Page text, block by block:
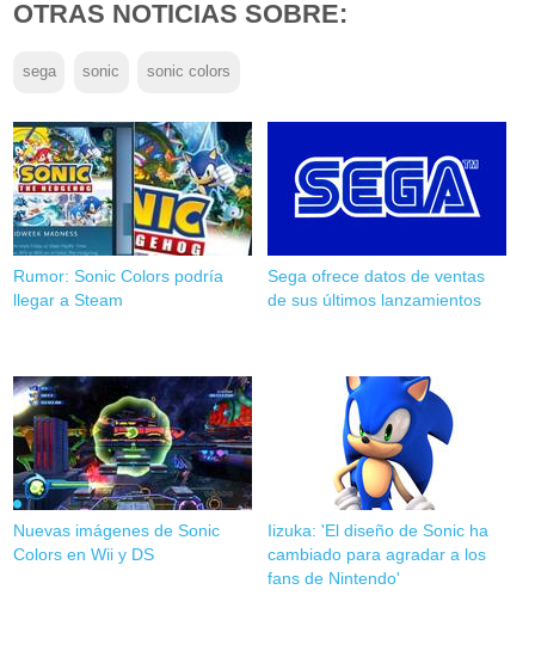
OTRAS NOTICIAS SOBRE:
sega sonic sonic colors
Rumor: Sonic Colors podría
llegar a Steam
Sega ofrece datos de ventas
de sus últimos lanzamientos
Nuevas imágenes de Sonic
Colors en Wii y DS
Iizuka: 'El diseño de Sonic ha
cambiado para agradar a los
fans de Nintendo'